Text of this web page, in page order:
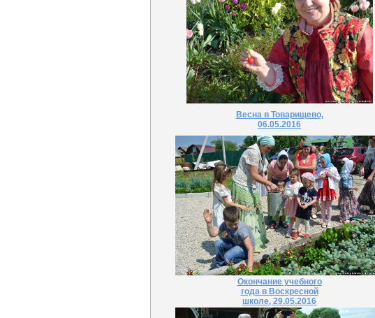
Весна в Товарищево,
06.05.2016
Окончание учебного
года в Воскресной
школе, 29.05.2016